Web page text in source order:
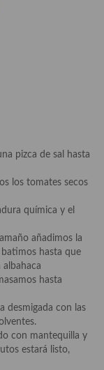
pizca de sal hasta
los tomates secos
química y el
añadimos la
batimos hasta que
albahaca
hasta
desmigada con las
con mantequilla y
estará listo,